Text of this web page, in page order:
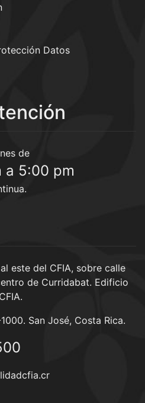
Datos
de
a 5:00 pm
este del CFIA, sobre calle
de Curridabat. Edificio
San José, Costa Rica.